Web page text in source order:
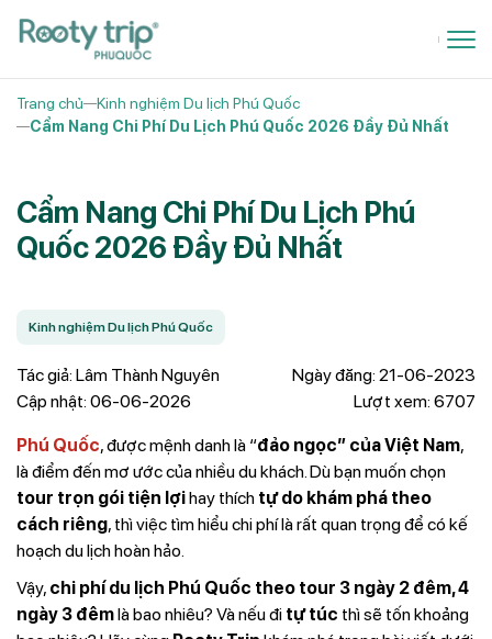
Trang chủ
Kinh nghiệm Du lịch Phú Quốc
Cẩm Nang Chi Phí Du Lịch Phú Quốc 2026 Đầy Đủ Nhất
Cẩm Nang Chi Phí Du Lịch Phú
Quốc 2026 Đầy Đủ Nhất
Kinh nghiệm Du lịch Phú Quốc
Tác giả: Lâm Thành Nguyên
Ngày đăng: 21-06-2023
Cập nhật: 06-06-2026
Lượt xem: 6707
Phú Quốc, được mệnh danh là “đảo ngọc” của Việt Nam,
là điểm đến mơ ước của nhiều du khách. Dù bạn muốn chọn
tour trọn gói tiện lợihay thích tự do khám phá theo
cách riêng, thì việc tìm hiểu chi phí là rất quan trọng để có kế
hoạch du lịch hoàn hảo.
Vậy, chi phí du lịch Phú Quốc theo tour 3 ngày 2 đêm, 4
ngày 3 đêmlà bao nhiêu? Và nếu đi tự túc thì sẽ tốn khoảng